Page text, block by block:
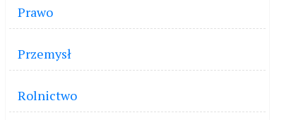
Prawo
Przemysł
Rolnictwo